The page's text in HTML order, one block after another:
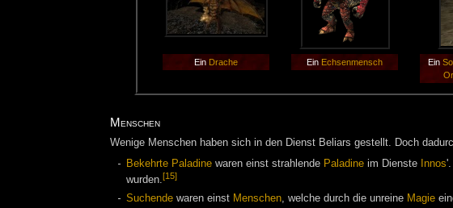
Ein Drache EinEchsenmensch Ein
Menschen
Wenige Menschen haben sich in den Dienst Beliars gestellt. Doch
Bekehrte Paladine waren einst strahlende Paladine im Dienste Innos
wurden.[15]
Suchende waren einst Menschen, welche durch die unreine Magie